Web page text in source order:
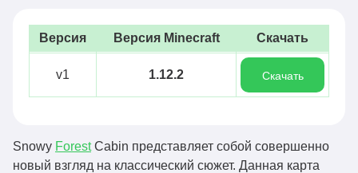
Версия Версия Minecraft Скачать
v1 1.12.2 Скачать
Snowy ForestCabin представляет собой совершенно
новый взгляд на классический сюжет. Данная карта